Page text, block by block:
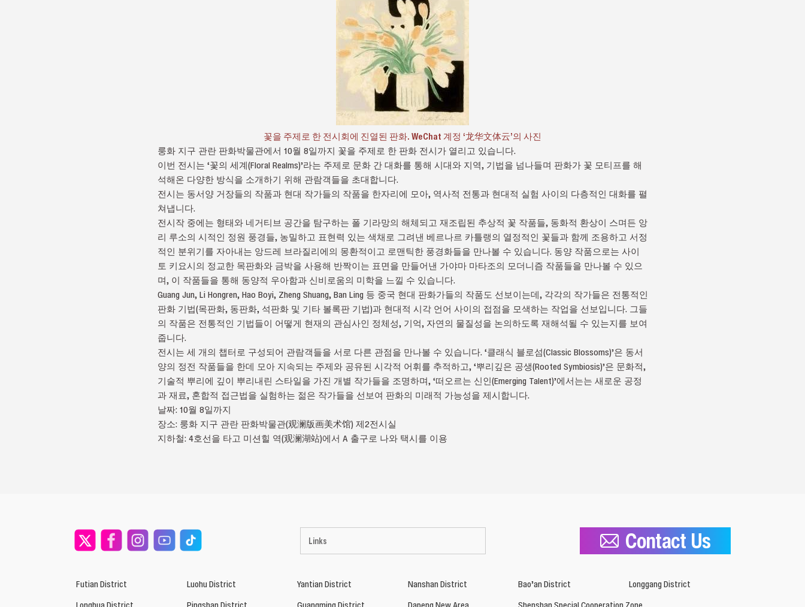
꽃을 주제로 한 전시회에 진열된 판화. WeChat 계정 ‘龙华文体云’의 사진
룽화 지구 관란 판화박물관에서 10월 8일까지 꽃을 주제로 한 판화 전시가 열리고 있습니다.
이번 전시는 ‘꽃의 세계(Floral Realms)’라는 주제로 문화 간 대화를 통해 시대와 지역, 기법을 넘나들며 판화가 꽃 모티프를 해
석해온 다양한 방식을 소개하기 위해 관람객들을 초대합니다.
전시는 동서양 거장들의 작품과 현대 작가들의 작품을 한자리에 모아, 역사적 전통과 현대적 실험 사이의 다층적인 대화를 펼
쳐냅니다.
전시작 중에는 형태와 네거티브 공간을 탐구하는 폴 기라망의 해체되고 재조립된 추상적 꽃 작품들, 동화적 환상이 스며든 앙
리 루소의 시적인 정원 풍경들, 농밀하고 표현력 있는 색채로 그려낸 베르나르 카틀랭의 열정적인 꽃들과 함께 조용하고 서정
적인 분위기를 자아내는 앙드레 브라질리에의 몽환적이고 로맨틱한 풍경화들을 만나볼 수 있습니다. 동양 작품으로는 사이
토 키요시의 정교한 목판화와 금박을 사용해 반짝이는 표면을 만들어낸 가야마 마타조의 모더니즘 작품들을 만나볼 수 있으
며, 이 작품들을 통해 동양적 우아함과 신비로움의 미학을 느낄 수 있습니다.
Guang Jun, Li Hongren, Hao Boyi, Zheng Shuang, Ban Ling 등 중국 현대 판화가들의 작품도 선보이는데, 각각의 작가들은 전통적인
판화 기법(목판화, 동판화, 석판화 및 기타 볼록판 기법)과 현대적 시각 언어 사이의 접점을 모색하는 작업을 선보입니다. 그들
의 작품은 전통적인 기법들이 어떻게 현재의 관심사인 정체성, 기억, 자연의 물질성을 논의하도록 재해석될 수 있는지를 보여
줍니다.
전시는 세 개의 챕터로 구성되어 관람객들을 서로 다른 관점을 만나볼 수 있습니다. ‘클래식 블로섬(Classic Blossoms)’은 동서
양의 정전 작품들을 한데 모아 지속되는 주제와 공유된 시각적 어휘를 추적하고, ‘뿌리깊은 공생(Rooted Symbiosis)’은 문화적,
기술적 뿌리에 깊이 뿌리내린 스타일을 가진 개별 작가들을 조명하며, ‘떠오르는 신인(Emerging Talent)’에서는는 새로운 공정
과 재료, 혼합적 접근법을 실험하는 젊은 작가들을 선보여 판화의 미래적 가능성을 제시합니다.
날짜: 10월 8일까지
장소: 룽화 지구 관란 판화박물관(观澜版画美术馆) 제2전시실
지하철: 4호선을 타고 미션힐 역(观澜湖站)에서 A 출구로 나와 택시를 이용
Links Contact Us
Futian District Luohu District Yantian District Nanshan District Bao’an District
Longgang District